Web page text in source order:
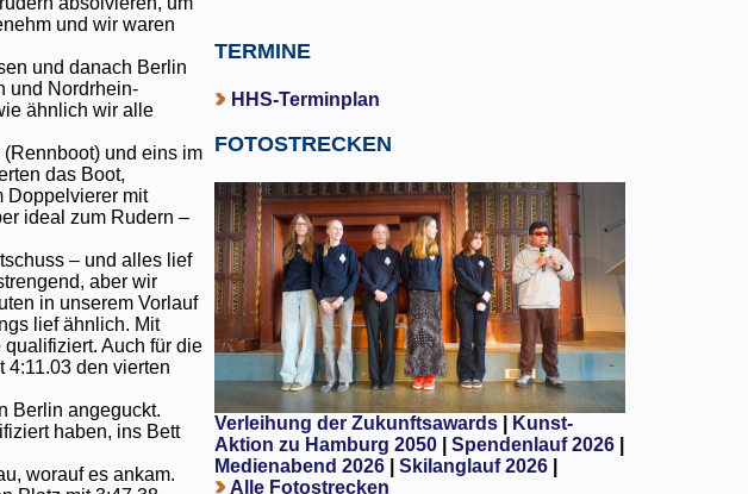
und wir waren
und danach Berlin
und Nordrhein-
ähnlich wir alle
und eins im
das Boot,
Doppelvierer mit
ideal zum Rudern –
– und alles lief
aber wir
in unserem Vorlauf
lief ähnlich. Mit
Auch für die
4:11.03 den vierten
Berlin angeguckt.
haben, ins Bett
worauf es ankam.
TERMINE
HHS-Terminplan
FOTOSTRECKEN
Verleihung der Zukunftsawards|
Kunst-
Aktion zu Hamburg 2050
Spendenlauf 2026|
Medienabend 2026| Skilanglauf 2026|
Alle Fotostrecken